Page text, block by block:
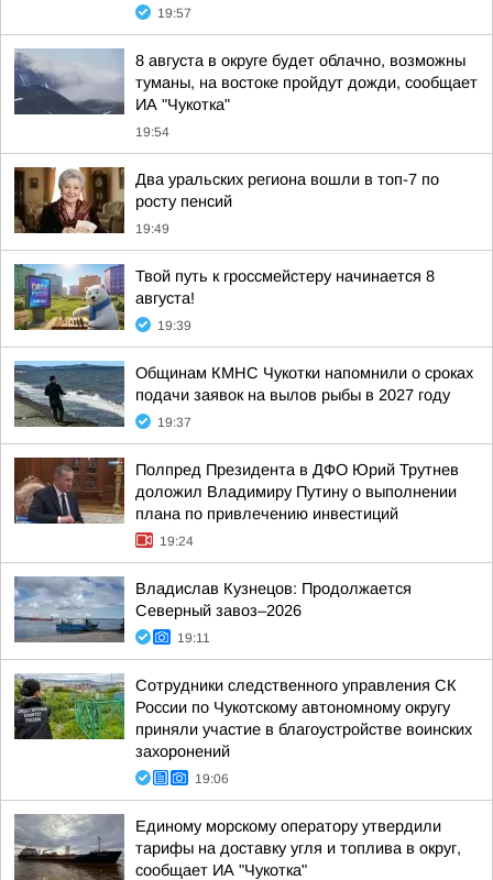
19:57
8 августа в округе будет облачно, возможны
туманы, на востоке пройдут дожди, сообщает
ИА "Чукотка"
19:54
Два уральских региона вошли в топ-7 по
росту пенсий
19:49
Твой путь к гроссмейстеру начинается 8
августа!
19:39
Общинам КМНС Чукотки напомнили о сроках
подачи заявок на вылов рыбы в 2027 году
19:37
Полпред Президента в ДФО Юрий Трутнев
доложил Владимиру Путину о выполнении
плана по привлечению инвестиций
19:24
Владислав Кузнецов: Продолжается
Северный завоз–2026
19:11
Сотрудники следственного управления СК
России по Чукотскому автономному округу
приняли участие в благоустройстве воинских
захоронений
19:06
Единому морскому оператору утвердили
тарифы на доставку угля и топлива в округ,
сообщает ИА "Чукотка"